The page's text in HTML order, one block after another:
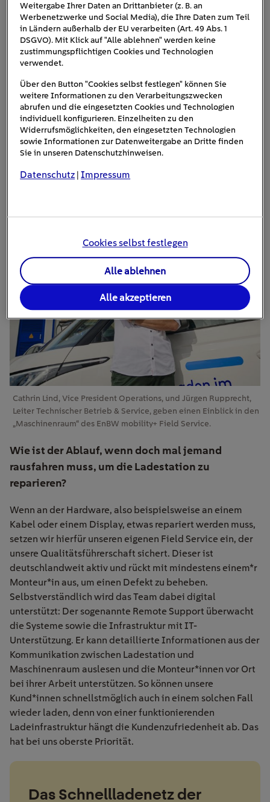
eine kaputte Sicherung können in der Regel direkt
erkannt werden. Auch Ladeabbrüche oder sonstige
unplausible Ladevorgänge, die auf eine eingeschränkte
Funktionalität hindeuten, werden erkannt. Der Auftrag
zur Behebung der gemeldeten Fehler wird direkt digital
an die richtige Stelle zur Bearbeitung weitergeleitet.
Dadurch kann eine Ladestation innerhalb kürzester Zeit
repariert werden.
Cathrin Lind, Vice President Operations, und Jürgen Rupprecht,
Leiter Technischer Betrieb & Service, geben einen Einblick in den
„Maschinenraum“ des EnBW mobility+ Field Service.
Wie ist der Ablauf, wenn doch mal jemand
rausfahren muss, um die Ladestation zu
reparieren?
Wenn an der Hardware, also beispielsweise an einem
Kabel oder einem Display, etwas repariert werden muss,
setzen wir hierfür unseren eigenen Field Service ein, der
unsere Qualitätsführerschaft sichert. Dieser ist
deutschlandweit aktiv und rückt mit mindestens einem*r
Monteur*in aus, um einen Defekt zu beheben.
Selbstverständlich wird das Team dabei digital
unterstützt: Der sogenannte Remote Support überwacht
die Systeme sowie die Infrastruktur mit IT-
Unterstützung. Er kann detaillierte Informationen aus der
Kommunikation zwischen Ladestation und
Maschinenraum auslesen und die Monteur*innen vor Ort
bei ihrer Arbeit unterstützen. So können unsere
Kund*innen schnellstmöglich auch in einem solchen Fall
wieder laden, denn von einer funktionierenden
Ladeinfrastruktur hängt die Kundenzufriedenheit ab. Das
hat bei uns oberste Priorität.
Das Schnellladenetz der
Weitergabe Ihrer Daten an Drittanbieter (z. B. an
Werbenetzwerke und Social Media), die Ihre Daten zum Teil
in Ländern außerhalb der EU verarbeiten (Art. 49 Abs. 1
DSGVO). Mit Klick auf "Alle ablehnen" werden keine
zustimmungspflichtigen Cookies und Technologien
verwendet.
Über den Button "Cookies selbst festlegen" können Sie
weitere Informationen zu den Verarbeitungszwecken
abrufen und die eingesetzten Cookies und Technologien
individuell konfigurieren. Einzelheiten zu den
Widerrufsmöglichkeiten, den eingesetzten Technologien
sowie Informationen zur Datenweitergabe an Dritte finden
Sie in unseren Datenschutzhinweisen.
Datenschutz |Impressum
Cookies selbst festlegen
Alle ablehnen
Alle akzeptieren